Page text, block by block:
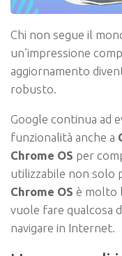
Chi non segue il
un’impressione
aggiornamento
robusto.
Google continua ad
funzionalità anche a
Chrome OS per
utilizzabile non solo
Chrome OS è molto
vuole fare qualcosa
navigare in Internet.